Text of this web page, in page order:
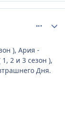
), Ария -
2 и 3 сезон ),
Дня.